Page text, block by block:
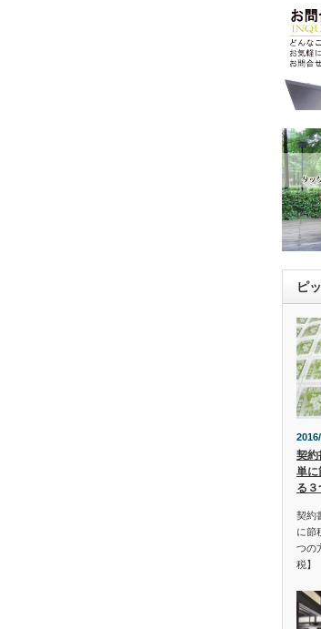
ピ
契約
単に
る
契約
に節
つの
税】